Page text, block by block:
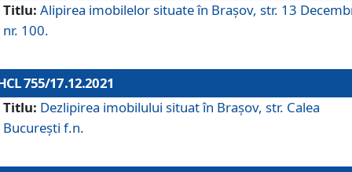
Titlu: Alipirea imobilelor situate în Brașov, str. 13
nr. 100.
755/17.12.2021
Titlu: Dezlipirea imobilului situat în Brașov, str. Calea
București f.n.